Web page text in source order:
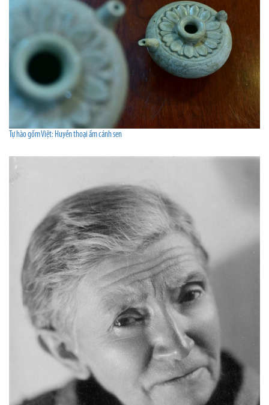
Tự hào gốm Việt: Huyền thoại ấm cánh sen